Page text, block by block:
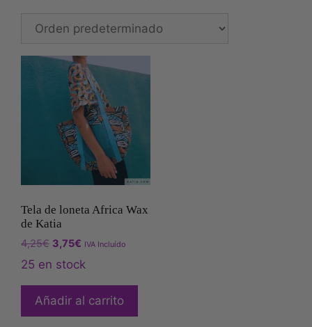
Tela de loneta Africa Wax
de Katia
4,25€ 3,75€ IVA Incluído
25 en stock
Añadir al carrito